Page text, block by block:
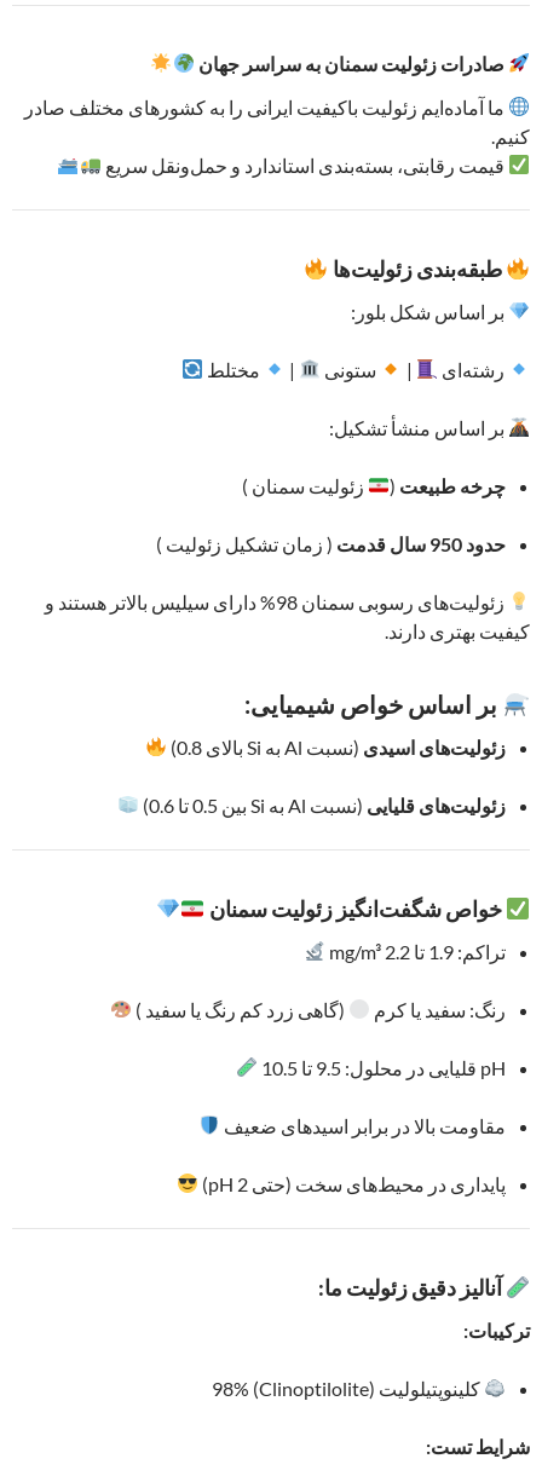
صادرات زئولیت سمنان به سراسر جهان
ما آماده‌ایم زئولیت باکیفیت ایرانی را به کشورهای مختلف صادر
کنیم.
قیمت رقابتی، بسته‌بندی استاندارد و حمل‌ونقل سریع
طبقه‌بندی زئولیت‌ها
بر اساس شکل بلور:
رشته‌ای | ستونی | مختلط
بر اساس منشأ تشکیل:
چرخه طبیعت ( زئولیت سمنان )
حدود 950 سال قدمت ( زمان تشکیل زئولیت )
زئولیت‌های رسوبی سمنان 98% دارای سیلیس بالاتر هستند و
کیفیت بهتری دارند.
بر اساس خواص شیمیایی:
زئولیت‌های اسیدی (نسبت Al به Si بالای 0.8)
زئولیت‌های قلیایی (نسبت Al به Si بین 0.5 تا 0.6)
خواص شگفت‌انگیز زئولیت سمنان
تراکم: 1.9 تا 2.2 mg/m³
رنگ: سفید یا کرم (گاهی زرد کم‌ رنگ یا سفید )
pH قلیایی در محلول: 9.5 تا 10.5
مقاومت بالا در برابر اسیدهای ضعیف
پایداری در محیط‌های سخت (حتی pH 2)
آنالیز دقیق زئولیت ما:
ترکیبات:
کلینوپتیلولیت (Clinoptilolite) 98%
شرایط تست: